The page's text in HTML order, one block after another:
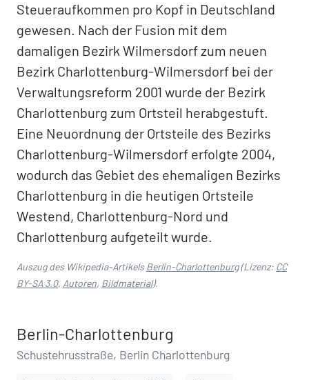
Steueraufkommen pro Kopf in Deutschland
gewesen. Nach der Fusion mit dem
damaligen Bezirk Wilmersdorf zum neuen
Bezirk Charlottenburg-Wilmersdorf bei der
Verwaltungsreform 2001 wurde der Bezirk
Charlottenburg zum Ortsteil herabgestuft.
Eine Neuordnung der Ortsteile des Bezirks
Charlottenburg-Wilmersdorf erfolgte 2004,
wodurch das Gebiet des ehemaligen Bezirks
Charlottenburg in die heutigen Ortsteile
Westend, Charlottenburg-Nord und
Charlottenburg aufgeteilt wurde.
Auszug des Wikipedia-ArtikelsBerlin-Charlottenburg(Lizenz: CC
BY-SA 3.0, Autoren, Bildmaterial).
Berlin-Charlottenburg
Schustehrusstraße, Berlin Charlottenburg